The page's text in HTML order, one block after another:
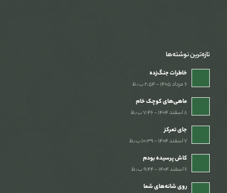
تازه‌ترین نوشته‌ها
خاطرات جنگ‌‌زده
۶ مرداد ۱۴۰۵ - ۲:۵۴ ب٫ظ
ماهی‌های کوچک خام
۸ اسفند ۱۴۰۴ - ۷:۴۶ ب٫ظ
جای تمرکز
۷ اسفند ۱۴۰۴ - ۱۰:۳۹ ب٫ظ
کاش پرسیده بودم
۶ اسفند ۱۴۰۴ - ۹:۴۴ ب٫ظ
روی شانه‌های شما